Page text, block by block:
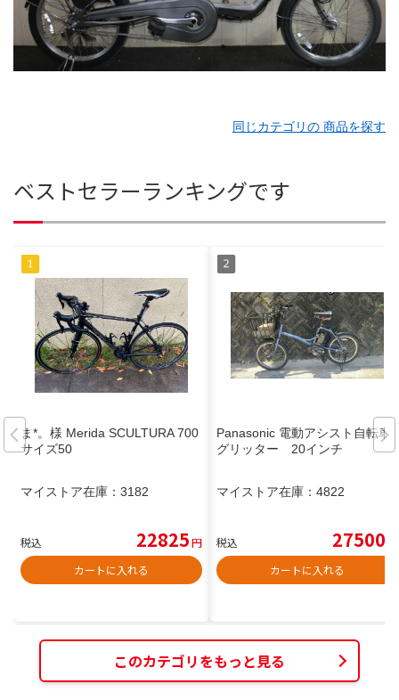
同じカテゴリの 商品を探す
ベストセラーランキングです
ま*。様 Merida SCULTURA 700
サイズ50
マイストア在庫： 3182
税込 22825円
カートに入れる
Panasonic 電動アシスト自転車
グリッター 20インチ
マイストア在庫： 4822
税込 27500
カートに入れる
このカテゴリをもっと見る